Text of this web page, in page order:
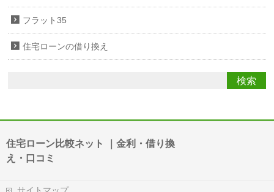
フラット35
住宅ローンの借り換え
住宅ローン比較ネット ｜金利・借り換
え・口コミ